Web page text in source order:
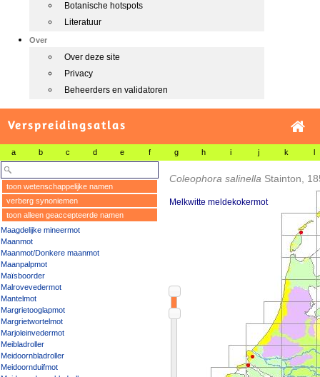
Botanische hotspots
Literatuur
Over
Over deze site
Privacy
Beheerders en validatoren
Verspreidingsatlas
a b c d e f g h i j k l
toon wetenschappelijke namen
verberg synoniemen
toon alleen geaccepteerde namen
Maagdelijke mineermot
Maanmot
Maanmot/Donkere maanmot
Maanpalpmot
Maïsboorder
Malrovevedermot
Mantelmot
Margrietooglapmot
Margrietwortelmot
Marjoleinvedermot
Meibladroller
Meidoornbladroller
Meidoornduifmot
Coleophora salinella Stainton,
Melkwitte meldekokermot